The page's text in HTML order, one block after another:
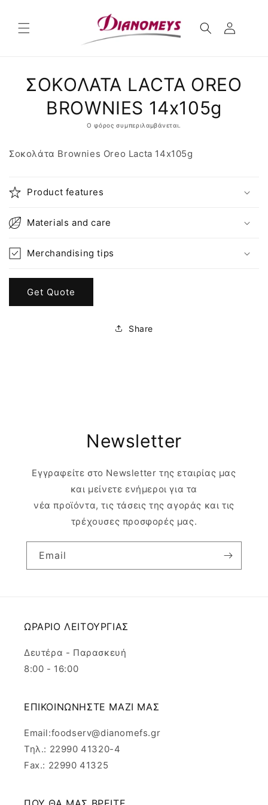
περιεχόμενο
πληροφορίες
προϊόντος
ΣΟΚΟΛΑΤΑ LACTA OREO
BROWNIES 14x105g
Ο φόρος συμπεριλαμβάνεται.
Σοκολάτα Brownies Oreo Lacta 14x105g
Product features
Materials and care
Merchandising tips
Get Quote
Share
Newsletter
Εγγραφείτε στο Newsletter της εταιρίας μας
και μείνετε ενήμεροι για τα
νέα προϊόντα, τις τάσεις της αγοράς και τις
τρέχουσες προσφορές μας.
Email
ΩΡΑΡΙΟ ΛΕΙΤΟΥΡΓΙΑΣ
Δευτέρα - Παρασκευή
8:00 - 16:00
ΕΠΙΚΟΙΝΩΝΗΣΤΕ ΜΑΖΙ ΜΑΣ
Email:foodserv@dianomefs.gr
Τηλ.: 22990 41320-4
Fax.: 22990 41325